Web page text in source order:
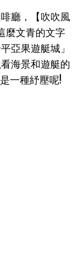
廳，【吹吹風
麼文青的文字
亞果遊艇城」
海景和遊艇的
一種紓壓呢!